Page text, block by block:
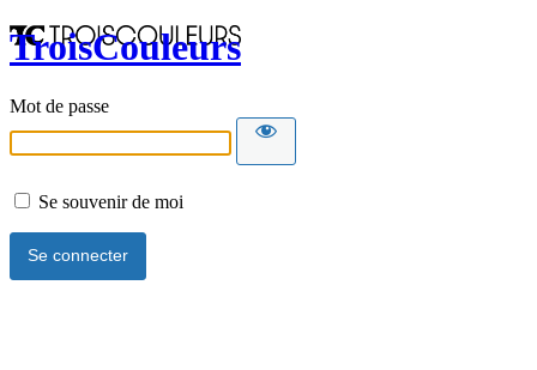
TroisCouleurs
Mot de passe
Se souvenir de moi